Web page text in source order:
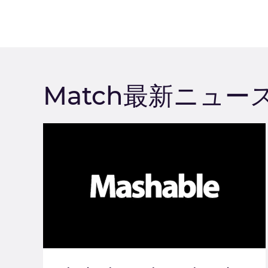
Match最新ニュー